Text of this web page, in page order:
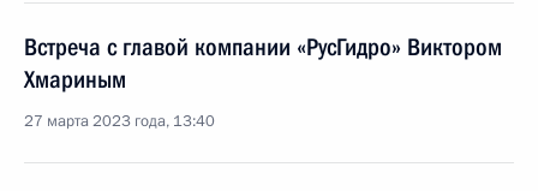
Встреча с главой компании «РусГидро» Виктором
Хмариным
27 марта 2023 года, 13:40